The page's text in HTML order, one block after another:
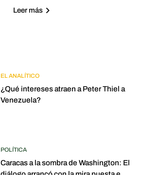
Leer más
EL ANALÍTICO
¿Qué intereses atraen a Peter Thiel a
Venezuela?
POLÍTICA
Caracas a la sombra de Washington: El